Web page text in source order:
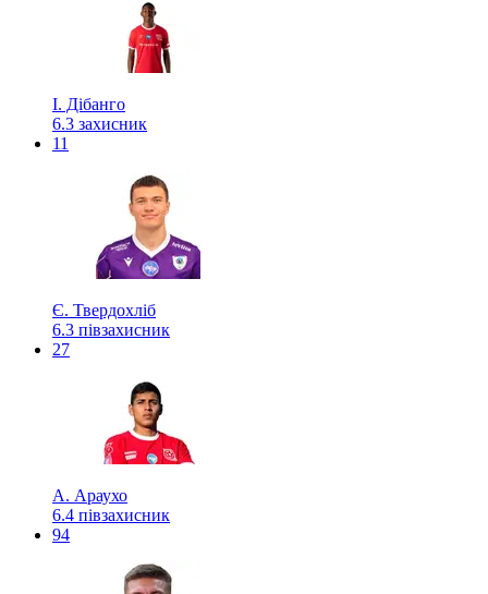
І. Дібанго
6.3 захисник
11
Є. Твердохліб
6.3 півзахисник
27
А. Араухо
6.4 півзахисник
94